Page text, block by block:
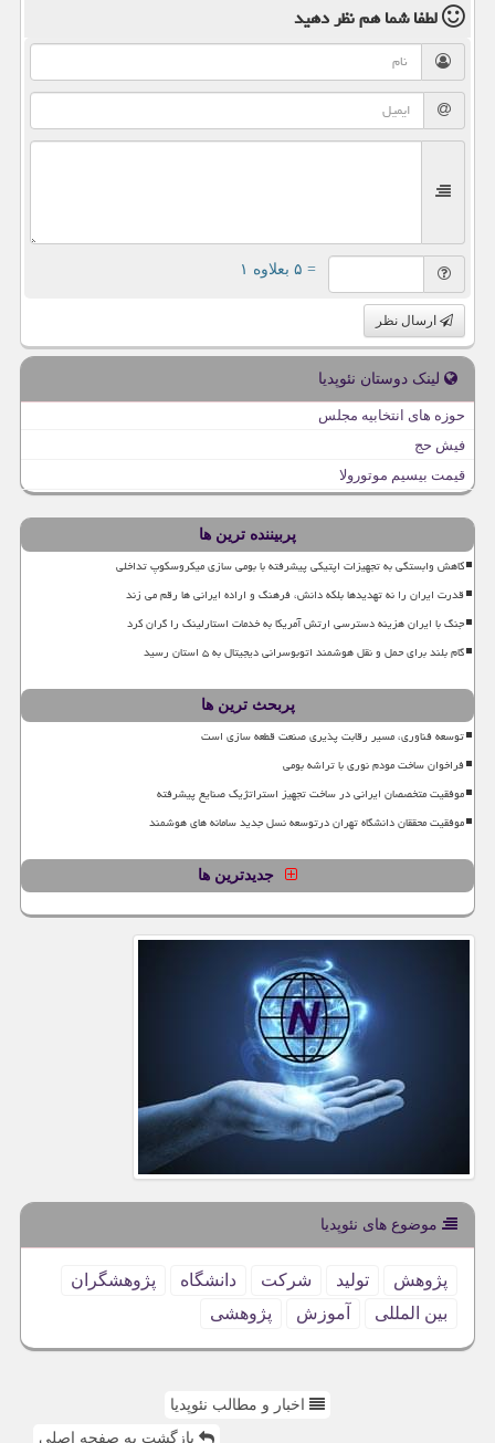
لطفا شما همنظر دهید
= ۵ بعلاوه ۱
ارسال نظر
لینک دوستان نئوپدیا
حوزه های انتخابیه مجلس
فیش حج
قیمت بیسیم موتورولا
پربیننده ترین ها
کاهش وابستگی به تجهیزات اپتیکی پیشرفته با بومی سازی میکروسکوپ تداخلی
قدرت ایران را نه تهدیدها بلکه دانش، فرهنگ و اراده ایرانی ها رقم می زند
جنگ با ایران هزینه دسترسی ارتش آمریکا به خدمات استارلینک را گران کرد
گام بلند برای حمل و نقل هوشمند اتوبوسرانی دیجیتال به ۵ استان رسید
پربحث ترین ها
توسعه فناوری، مسیر رقابت پذیری صنعت قطعه سازی است
فراخوان ساخت مودم نوری با تراشه بومی
موفقیت متخصصان ایرانی در ساخت تجهیز استراتژیک صنایع پیشرفته
موفقیت محققان دانشگاه تهران درتوسعه نسل جدید سامانه های هوشمند
جدیدترین ها
موضوع های نئوپدیا
پژوهش تولید شركت دانشگاه
پژوهشگران
بین المللی
آموزش پژوهشی
اخبار و مطالب نئوپدیا
بازگشت به صفحه اصلی